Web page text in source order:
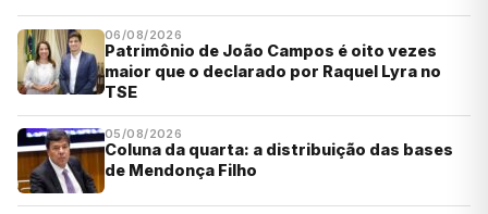
06/08/2026
Patrimônio de João Campos é oito vezes
maior que o declarado por Raquel Lyra no
TSE
05/08/2026
Coluna da quarta: a distribuição das bases
de Mendonça Filho